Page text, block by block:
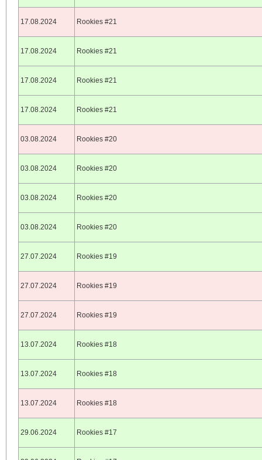
17.08.2024 Rookies #21
17.08.2024 Rookies #21
17.08.2024 Rookies #21
17.08.2024 Rookies #21
03.08.2024 Rookies #20
03.08.2024 Rookies #20
03.08.2024 Rookies #20
03.08.2024 Rookies #20
27.07.2024 Rookies #19
27.07.2024 Rookies #19
27.07.2024 Rookies #19
13.07.2024 Rookies #18
13.07.2024 Rookies #18
13.07.2024 Rookies #18
29.06.2024 Rookies #17